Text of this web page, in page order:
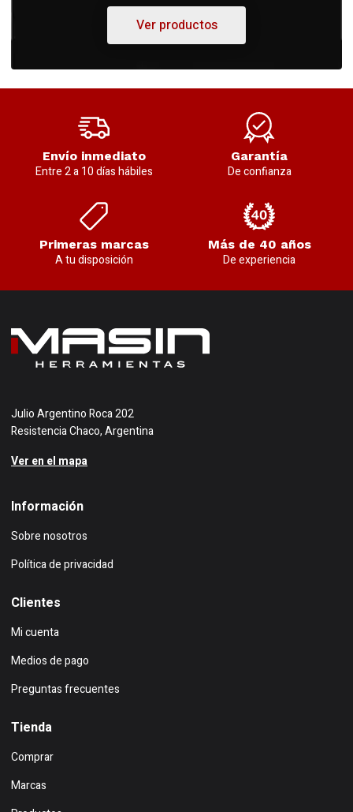
Ver productos
Envío inmediato
Entre 2 a 10 días hábiles
Garantía
De confianza
Primeras marcas
A tu disposición
Más de 40 años
De experiencia
Julio Argentino Roca 202
Resistencia Chaco, Argentina
Ver en el mapa
Información
Sobre nosotros
Política de privacidad
Clientes
Mi cuenta
Medios de pago
Preguntas frecuentes
Tienda
Comprar
Marcas